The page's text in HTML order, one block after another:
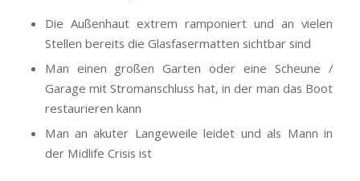
Die Außenhaut extrem ramponiert und an vielen
Stellen bereits die Glasfasermatten sichtbar sind
Man einen großen Garten oder eine Scheune /
Garage mit Stromanschluss hat, in der man das Boot
restaurieren kann
Man an akuter Langeweile leidet und als Mann in
der Midlife Crisis ist